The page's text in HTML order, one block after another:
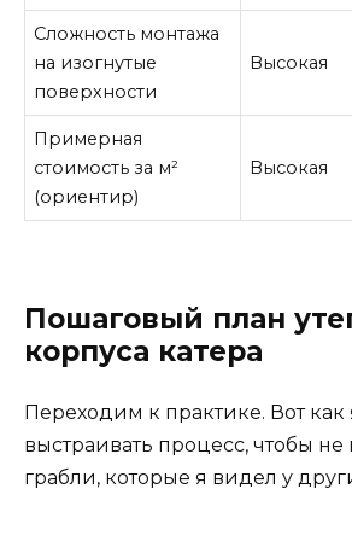
Сложность монтажа
на изогнутые
поверхности
Высокая
Примерная
стоимость за м²
(ориентир)
Высокая
Пошаговый план
корпуса катера
Переходим к практике. Вот
выстраивать процесс, чтобы не
грабли, которые я видел у